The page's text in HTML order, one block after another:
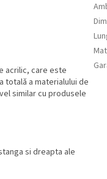
acrilic, care este
totală a materialului de
similar cu produsele
si dreapta ale